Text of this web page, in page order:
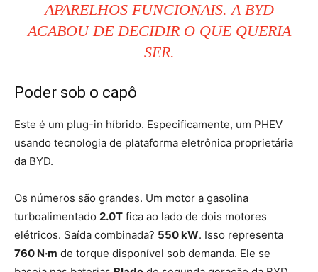
APARELHOS FUNCIONAIS. A BYD
ACABOU DE DECIDIR O QUE QUERIA
SER.
Poder sob o capô
Este é um plug-in híbrido. Especificamente, um PHEV
usando tecnologia de plataforma eletrônica proprietária
da BYD.
Os números são grandes. Um motor a gasolina
turboalimentado 2.0T fica ao lado de dois motores
elétricos. Saída combinada? 550 kW. Isso representa
760 N·m de torque disponível sob demanda. Ele se